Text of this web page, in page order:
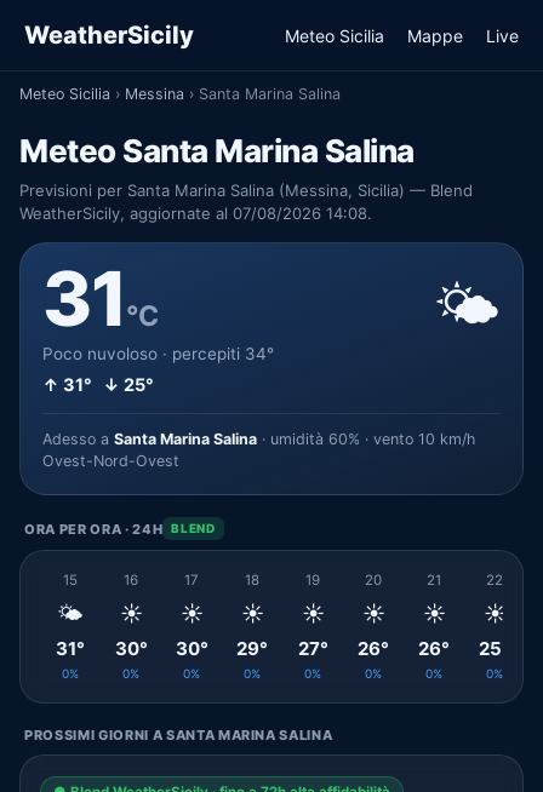
WeatherSicily Meteo Sicilia Mappe Live
Meteo Sicilia › Messina › Santa Marina Salina
Meteo Santa Marina Salina
Previsioni per Santa Marina Salina (Messina, Sicilia) — Blend
WeatherSicily, aggiornate al 07/08/2026 14:08.
31°C
Poco nuvoloso · percepiti 34°
↑ 31° ↓ 25°
🌤️
Adesso a Santa Marina Salina · umidità 60% · vento 10 km/h
Ovest-Nord-Ovest
ORA PER ORA · 24H BLEND
15
🌤️
31°
0%
16
☀️
30°
0%
17
☀️
30°
0%
18
☀️
29°
0%
19
☀️
27°
0%
20
☀️
26°
0%
21
☀️
26°
0%
22
☀️
25°
0%
PROSSIMI GIORNI A SANTA MARINA SALINA